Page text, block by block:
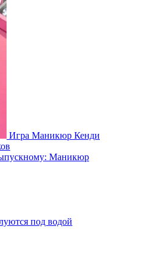
Игра Маникюр Кенди
Маникюр
под водой